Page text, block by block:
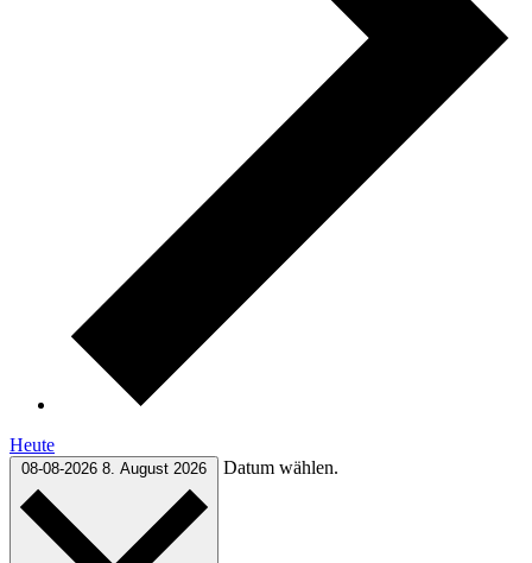
Heute
08-08-2026 8. August 2026 Datum wählen.